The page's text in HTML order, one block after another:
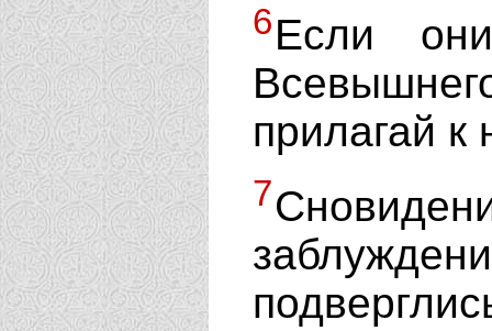
6Если
прилагай к
7